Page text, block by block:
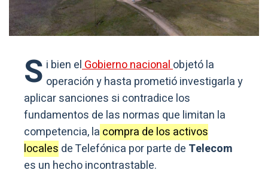
S i bien elGobierno nacionalobjetó la
operación y hasta prometió investigarla y
aplicar sanciones si contradice los
fundamentos de las normas que limitan la
competencia, la compra de los activos
locales de Telefónica por parte de Telecom
es un hecho incontrastable.